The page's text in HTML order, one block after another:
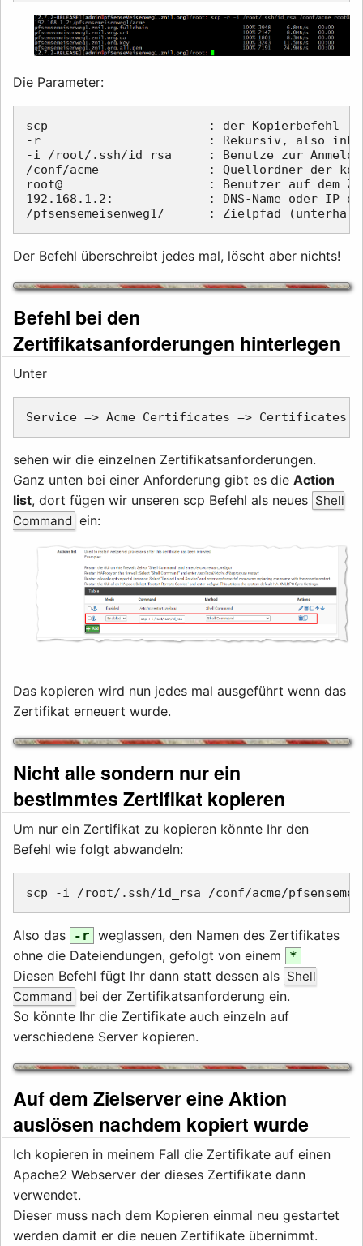
Die Parameter:
scp                      : der Kopierbefehl
-r                       : Rekursiv, also
-i /root/.ssh/id_rsa     : Benutze zur
/conf/acme               : Quellordner der
root@                    : Benutzer auf dem
192.168.1.2:             : DNS-Name oder IP
Der Befehl überschreibt jedes mal, löscht aber nichts!
Befehl bei den
Zertifikatsanforderungen hinterlegen
Unter
sehen wir die einzelnen Zertifikatsanforderungen.
Ganz unten bei einer Anforderung gibt es die Action
list, dort fügen wir unseren scp Befehl als neues Shell
Command ein:
Das kopieren wird nun jedes mal ausgeführt wenn das
Zertifikat erneuert wurde.
Nicht alle sondern nur ein
bestimmtes Zertifikat kopieren
Um nur ein Zertifikat zu kopieren könnte Ihr den
Befehl wie folgt abwandeln:
Also das -r weglassen, den Namen des Zertifikates
ohne die Dateiendungen, gefolgt von einem
*
Diesen Befehl fügt Ihr dann statt dessen als Shell
Command bei der Zertifikatsanforderung ein.
So könnte Ihr die Zertifikate auch einzeln auf
verschiedene Server kopieren.
Auf dem Zielserver eine Aktion
auslösen nachdem kopiert wurde
Ich kopieren in meinem Fall die Zertifikate auf einen
Apache2 Webserver der dieses Zertifikate dann
verwendet.
Dieser muss nach dem Kopieren einmal neu gestartet
werden damit er die neuen Zertifikate übernimmt.